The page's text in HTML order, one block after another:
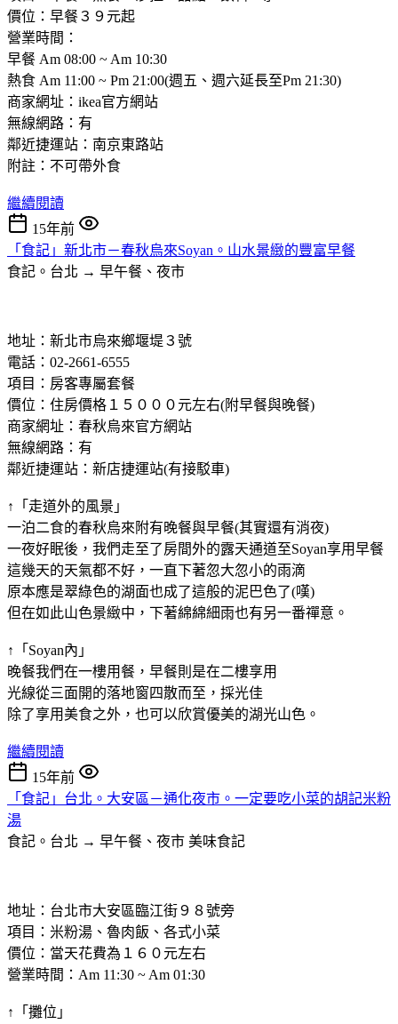
價位：早餐３９元起
營業時間：
早餐 Am 08:00 ~ Am 10:30
熱食 Am 11:00 ~ Pm 21:00(週五、週六延長至Pm 21:30)
商家網址：ikea官方網站
無線網路：有
鄰近捷運站：南京東路站
附註：不可帶外食
繼續閱讀
15年前
「食記」新北市－春秋烏來Soyan。山水景緻的豐富早餐
食記。台北 → 早午餐、夜市
地址：新北市烏來鄉堰堤３號
電話：02-2661-6555
項目：房客專屬套餐
價位：住房價格１５０００元左右(附早餐與晚餐)
商家網址：春秋烏來官方網站
無線網路：有
鄰近捷運站：新店捷運站(有接駁車)
↑「走道外的風景」
一泊二食的春秋烏來附有晚餐與早餐(其實還有消夜)
一夜好眠後，我們走至了房間外的露天通道至Soyan享用早餐
這幾天的天氣都不好，一直下著忽大忽小的雨滴
原本應是翠綠色的湖面也成了這般的泥巴色了(嘆)
但在如此山色景緻中，下著綿綿細雨也有另一番禪意。
↑「Soyan內」
晚餐我們在一樓用餐，早餐則是在二樓享用
光線從三面開的落地窗四散而至，採光佳
除了享用美食之外，也可以欣賞優美的湖光山色。
繼續閱讀
15年前
「食記」台北。大安區－通化夜市。一定要吃小菜的胡記米粉
湯
食記。台北 → 早午餐、夜市 美味食記
地址：台北市大安區臨江街９８號旁
項目：米粉湯、魯肉飯、各式小菜
價位：當天花費為１６０元左右
營業時間：Am 11:30 ~ Am 01:30
↑「攤位」